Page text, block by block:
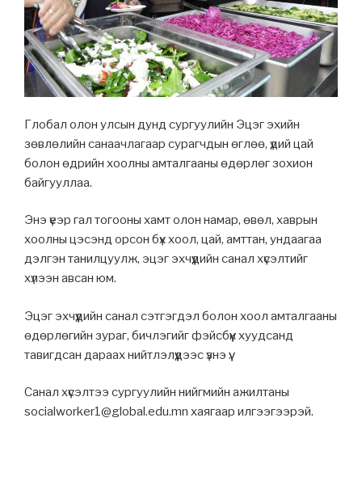
Глобал олон улсын дунд сургуулийн Эцэг эхийн
зөвлөлийн санаачлагаар сурагчдын өглөө, үдий цай
болон өдрийн хоолны амталгааны өдөрлөг зохион
байгууллаа.
Энэ үеэр гал тогооны хамт олон намар, өвөл, хаврын
хоолны цэсэнд орсон бүх хоол, цай, амттан, ундаагаа
дэлгэн танилцуулж, эцэг эхчүүдийн санал хүсэлтийг
хүлээн авсан юм.
Эцэг эхчүүдийн санал сэтгэгдэл болон хоол амталгааны
өдөрлөгийн зураг, бичлэгийг фэйсбүүк хуудсанд
тавигдсан дараах нийтлэлүүдээс үзнэ үү.
Санал хүсэлтээ сургуулийн нийгмийн ажилтаны
socialworker1@global.edu.mn хаягаар илгээгээрэй.